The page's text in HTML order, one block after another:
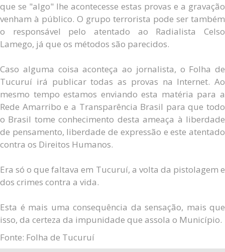
que se "algo" lhe acontecesse estas provas e a gravação
venham à público. O grupo terrorista pode ser também
o responsável pelo atentado ao Radialista Celso
Lamego, já que os métodos são parecidos.
Caso alguma coisa aconteça ao jornalista, o Folha de
Tucuruí irá publicar todas as provas na Internet. Ao
mesmo tempo estamos enviando esta matéria para a
Rede Amarribo e a Transparência Brasil para que todo
o Brasil tome conhecimento desta ameaça à liberdade
de pensamento, liberdade de expressão e este atentado
contra os Direitos Humanos.
Era só o que faltava em Tucuruí, a volta da pistolagem e
dos crimes contra a vida.
Esta é mais uma consequência da sensação, mais que
isso, da certeza da impunidade que assola o Município.
Fonte: Folha de Tucuruí